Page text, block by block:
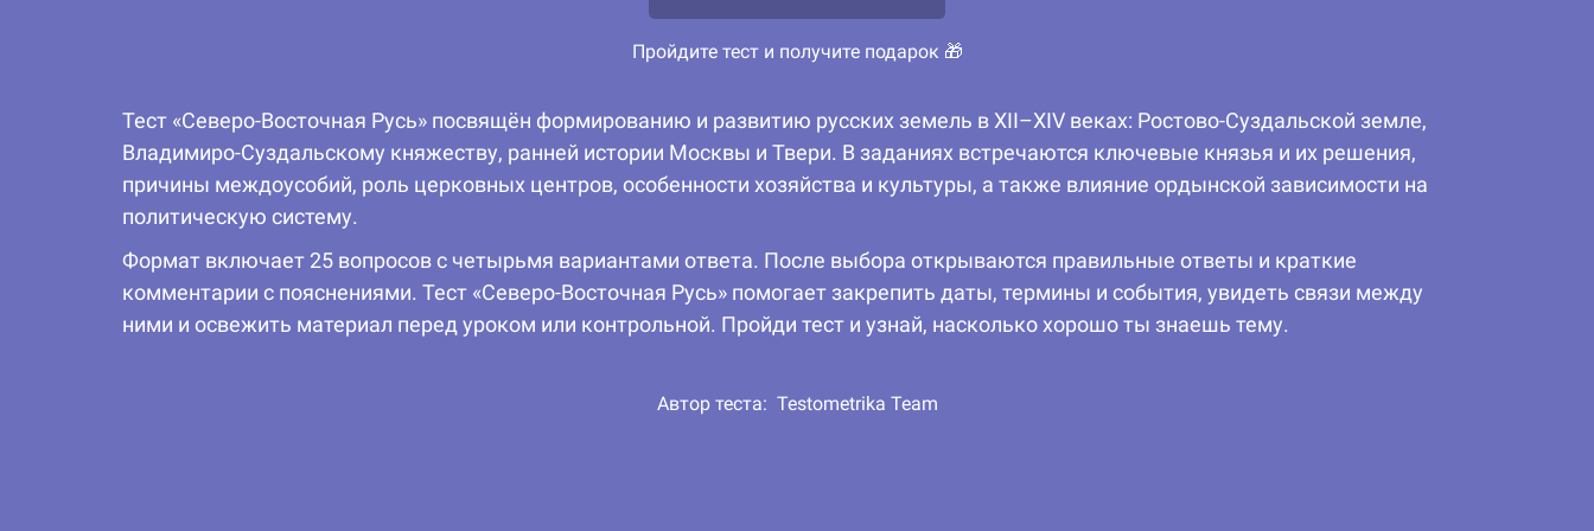
Пройдите тест и получите подарок 🎁
Тест «Северо-Восточная Русь» посвящён формированию и развитию русских земель в XII–XIV веках: Ростово-Суздальской земле,
Владимиро-Суздальскому княжеству, ранней истории Москвы и Твери. В заданиях встречаются ключевые князья и их решения,
причины междоусобий, роль церковных центров, особенности хозяйства и культуры, а также влияние ордынской зависимости на
политическую систему.
Формат включает 25 вопросов с четырьмя вариантами ответа. После выбора открываются правильные ответы и краткие
комментарии с пояснениями. Тест «Северо-Восточная Русь» помогает закрепить даты, термины и события, увидеть связи между
ними и освежить материал перед уроком или контрольной. Пройди тест и узнай, насколько хорошо ты знаешь тему.
Автор теста: Testometrika Team